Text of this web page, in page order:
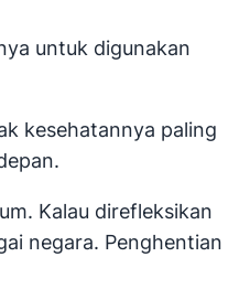
untuk digunakan
kesehatannya paling
Kalau direfleksikan
negara. Penghentian